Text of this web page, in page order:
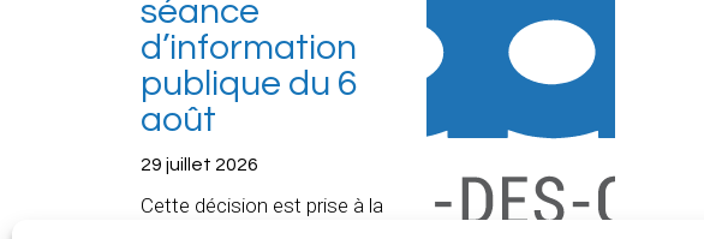
séance
d’information
publique du 6
août
29 juillet 2026
Cette décision est prise à la